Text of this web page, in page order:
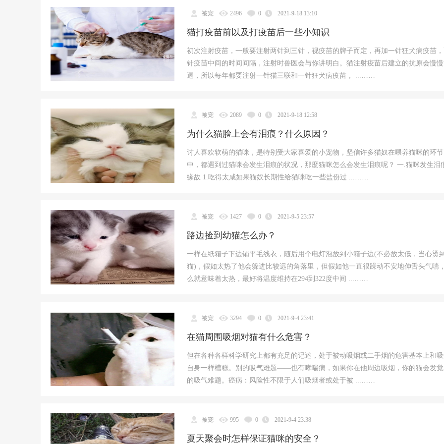
被宠 2496 0 2021-9-18 13:10
猫打疫苗前以及打疫苗后一些小知识
初次注射疫苗，一般要注射两针到三针，视疫苗的牌子而定，再加一针狂犬病疫苗，
针疫苗中间的时间间隔，注射时兽医会与你讲明白。猫注射疫苗后建立的抗原会慢
退，所以每年都要注射一针猫三联和一针狂犬病疫苗， ...……
被宠 2089 0 2021-9-18 12:58
为什么猫脸上会有泪痕？什么原因？
讨人喜欢软萌的猫咪，是特别受大家喜爱的小宠物，坚信许多猫奴在喂养猫咪的环节
中，都遇到过猫咪会发生泪痕的状况，那麼猫咪怎么会发生泪痕呢？ 一.猫咪发生泪
缘故 1.吃得太咸如果猫奴长期性给猫咪吃一些盐份过 ...……
被宠 1427 0 2021-9-5 23:57
路边捡到幼猫怎么办？
一样在纸箱子下边铺平毛线衣，随后用个电灯泡放到小箱子边(不必放太低，当心烫
猫)，假如太热了他会躲进比较远的角落里，但假如他一直很躁动不安地伸舌头气喘
么就意味着太热，最好将温度维持在294到322度中间 ...……
被宠 3294 0 2021-9-4 23:41
在猫周围吸烟对猫有什么危害？
但在各种各样科学研究上都有充足的记述，处于被动吸烟或二手烟的危害基本上和吸
自身一样槽糕。别的吸气难题——也有哮喘病，如果你在他周边吸烟，你的猫会发觉
的吸气难题。癌病：风险性不限于人们吸烟者或处于被 ...……
被宠 995 0 2021-9-4 23:38
夏天聚会时怎样保证猫咪的安全？